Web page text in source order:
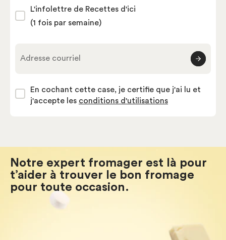
L'infolettre de Recettes d'ici
(1 fois par semaine)
Adresse courriel
En cochant cette case, je certifie que j'ai lu et
j'accepte les conditions d'utilisations
Notre expert fromager est là pour
t’aider à trouver le bon fromage
pour toute occasion.